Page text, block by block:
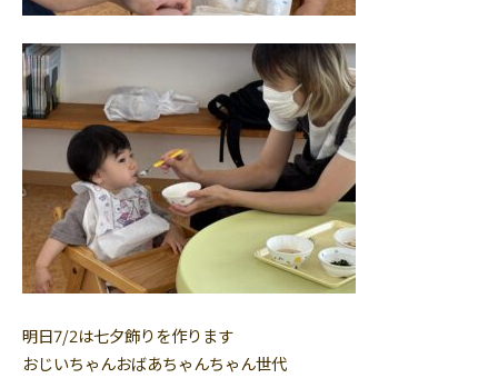
明日7/2は七夕飾りを作ります
おじいちゃんおばあちゃんちゃん世代